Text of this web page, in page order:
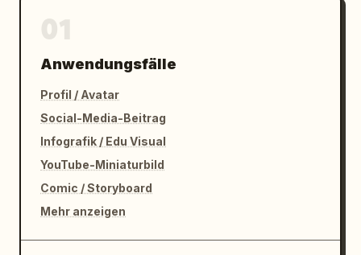
Anwendungsfälle
Profil / Avatar
Social-Media-Beitrag
Infografik / Edu Visual
YouTube-Miniaturbild
Comic / Storyboard
Mehr anzeigen